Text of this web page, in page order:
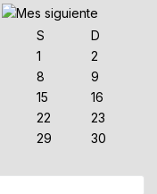
S
D
1
2
8
9
15
16
22
23
29
30